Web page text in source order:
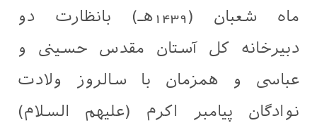
ماه شعبان (1439هـ) بانظارت دو
دبيرخانه كل آستان مقدس حسينی و
عباسی و همزمان با سالروز ولادت
نوادگان پیامبر اکرم (عليهم السلام)